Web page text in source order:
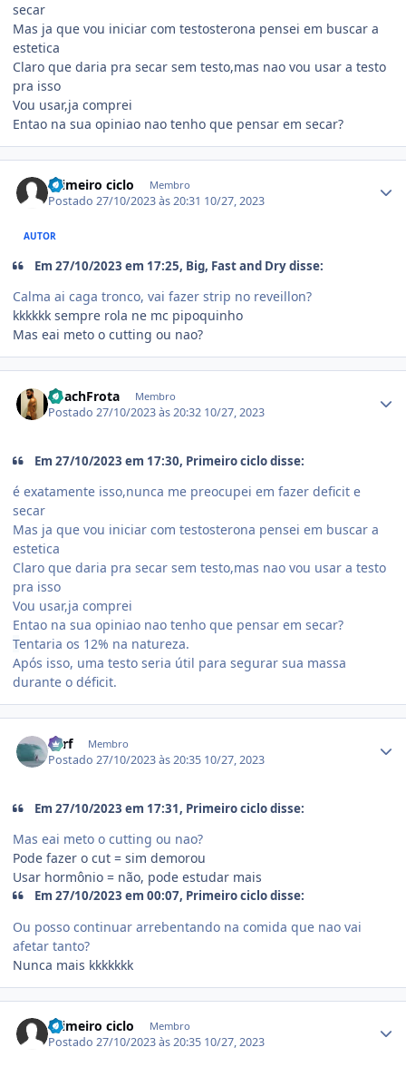
secar
Mas ja que vou iniciar com testosterona pensei em buscar a
estetica
Claro que daria pra secar sem testo,mas nao vou usar a testo
pra isso
Vou usar,ja comprei
Entao na sua opiniao nao tenho que pensar em secar?
Primeiro ciclo Membro
Postado27/10/2023 às 20:31 10/27, 2023
AUTOR
Em 27/10/2023 em 17:25, Big, Fast and Dry disse:
Calma ai caga tronco, vai fazer strip no reveillon?
kkkkkk sempre rola ne mc pipoquinho
Mas eai meto o cutting ou nao?
CoachFrota Membro
Postado27/10/2023 às 20:32 10/27, 2023
Em 27/10/2023 em 17:30, Primeiro ciclo disse:
é exatamente isso,nunca me preocupei em fazer deficit e
secar
Mas ja que vou iniciar com testosterona pensei em buscar a
estetica
Claro que daria pra secar sem testo,mas nao vou usar a testo
pra isso
Vou usar,ja comprei
Entao na sua opiniao nao tenho que pensar em secar?
Tentaria os 12% na natureza.
Após isso, uma testo seria útil para segurar sua massa
durante o déficit.
surf Membro
Postado27/10/2023 às 20:35 10/27, 2023
Em 27/10/2023 em 17:31, Primeiro ciclo disse:
Mas eai meto o cutting ou nao?
Pode fazer o cut = sim demorou
Usar hormônio = não, pode estudar mais
Em 27/10/2023 em 00:07, Primeiro ciclo disse:
Ou posso continuar arrebentando na comida que nao vai
afetar tanto?
Nunca mais kkkkkkk
Primeiro ciclo Membro
Postado27/10/2023 às 20:35 10/27, 2023